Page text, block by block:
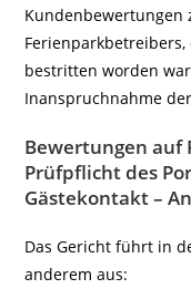
Kundenbewertungen
bestritten worden
Inanspruchnahme
Bewertungen
Prüfpflicht des
Gästekontakt –
Das Gericht führt in
anderem aus: